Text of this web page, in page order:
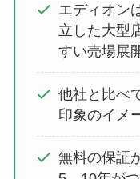
エディオン
立した大型
すい売場展
他社と比べ
印象のイメ
無料の保証